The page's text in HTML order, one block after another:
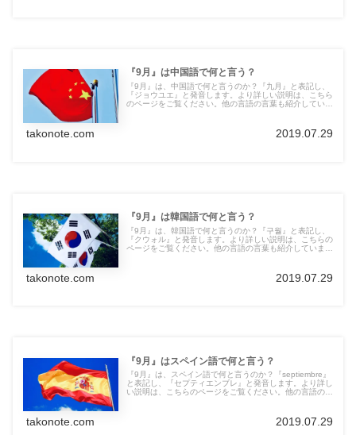
『9月』は中国語で何と言う？
『9月』は、中国語で何と言うのか？『九月』と表記し、
『ジョウユエ』と発音します。より詳しい説明は、こちら
のページをご覧ください。他の言語の言葉も紹介していま
takonote.com 2019.07.29
『9月』は韓国語で何と言う？
『9月』は、韓国語で何と言うのか？『구월』と表記し、
『クウォル』と発音します。より詳しい説明は、こちらの
ページをご覧ください。他の言語の言葉も紹介していま
takonote.com 2019.07.29
『9月』はスペイン語で何と言う？
『9月』は、スペイン語で何と言うのか？『septiembre』
と表記し、『セプティエンブレ』と発音します。より詳し
い説明は、こちらのページをご覧ください。他の言語の言
takonote.com 2019.07.29